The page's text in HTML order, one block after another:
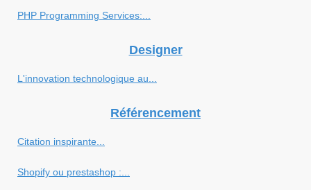
PHP Programming Services:...
Designer
L'innovation technologique au...
Référencement
Citation inspirante...
Shopify ou prestashop :...